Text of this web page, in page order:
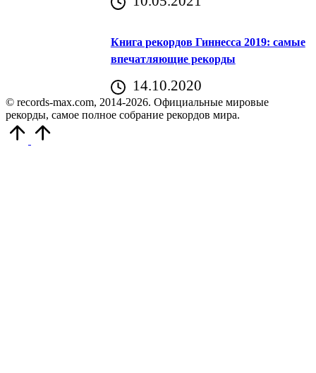
Книга рекордов Гиннесса 2019: самые
впечатляющие рекорды
14.10.2020
© records-max.com, 2014-2026. Официальные мировые
рекорды, самое полное собрание рекордов мира.